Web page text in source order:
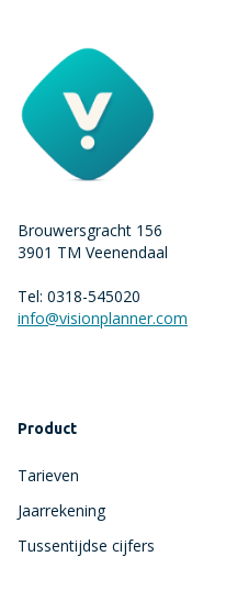
Brouwersgracht 156
3901 TM Veenendaal
Tel: 0318-545020
info@visionplanner.com
Product
Tarieven
Jaarrekening
Tussentijdse cijfers